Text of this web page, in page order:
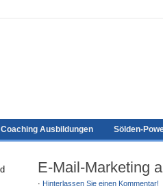
Coaching Ausbildungen Sölden-
E-Mail-Marketing
· Hinterlassen Sie einen Kommentar!